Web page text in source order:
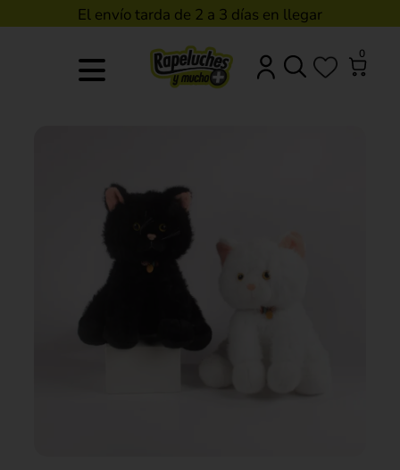
El envío tarda de 2 a 3 días en llegar
0